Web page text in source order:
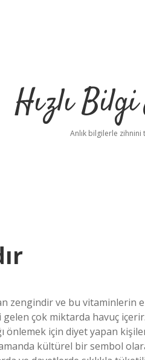
Hızlı Bilgi
Anlık bilgilerle zihnini
zengindir ve bu vitaminlerin
çok miktarda havuç
önlemek için diyet yapan
kültürel bir sembol